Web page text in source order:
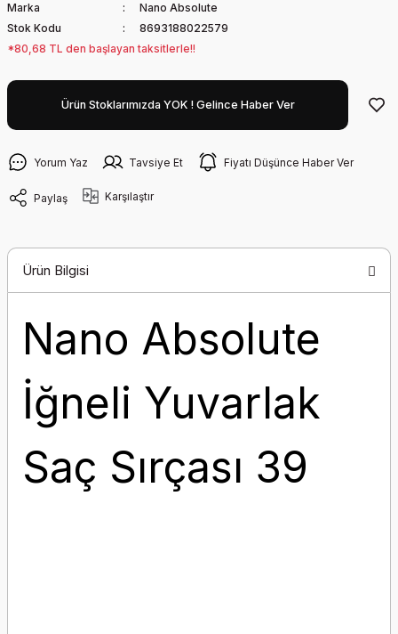
Marka
Nano Absolute
Stok Kodu
8693188022579
*80,68 TL den başlayan taksitlerle!!
Ürün Stoklarımızda YOK ! Gelince Haber Ver
Yorum Yaz Tavsiye Et Fiyatı Düşünce Haber Ver
Paylaş Karşılaştır
Ürün Bilgisi
Nano Absolute
İğneli Yuvarlak
Saç Sırçası 39